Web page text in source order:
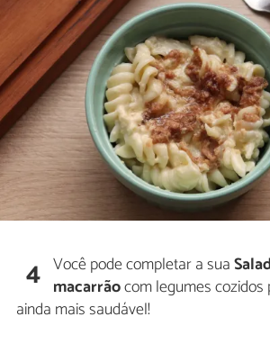
4 Você pode completar a sua
macarrãocom legumes
ainda mais saudável!